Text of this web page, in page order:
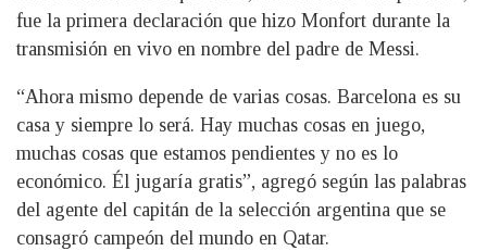
fue la primera declaración que hizo Monfort durante la
transmisión en vivo en nombre del padre de Messi.
“Ahora mismo depende de varias cosas. Barcelona es su
casa y siempre lo será. Hay muchas cosas en juego,
muchas cosas que estamos pendientes y no es lo
económico. Él jugaría gratis”, agregó según las palabras
del agente del capitán de la selección argentina que se
consagró campeón del mundo en Qatar.